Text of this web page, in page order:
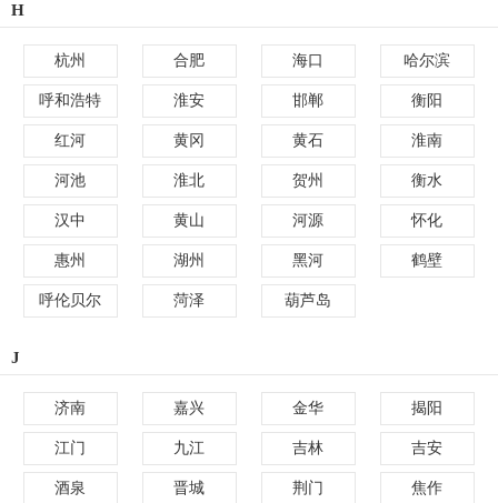
H
杭州 合肥 海口 哈尔滨
呼和浩特 淮安 邯郸 衡阳
红河 黄冈 黄石 淮南
河池 淮北 贺州 衡水
汉中 黄山 河源 怀化
惠州 湖州 黑河 鹤壁
呼伦贝尔 菏泽 葫芦岛
J
济南 嘉兴 金华 揭阳
江门 九江 吉林 吉安
酒泉 晋城 荆门 焦作